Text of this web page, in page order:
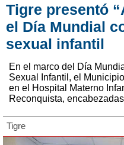
Tigre presentó
el Día Mundial
sexual infantil
En el marco del Día
Sexual Infantil, el
en el Hospital Materno
Reconquista,
Tigre